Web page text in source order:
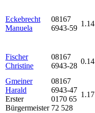
Eckebrecht
Manuela
08167
6943-59
1.14
Fischer
Christine
08167
6943-28
0.14
Gmeiner
Harald
Erster
Bürgermeister
08167
6943-47
0170 65
72 528
1.17